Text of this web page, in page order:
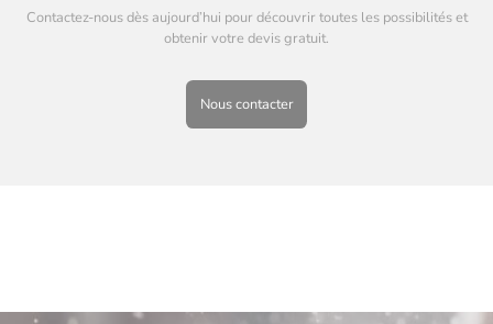
Contactez-nous dès aujourd’hui pour découvrir toutes les possibilités et
obtenir votre devis gratuit.
Nous contacter